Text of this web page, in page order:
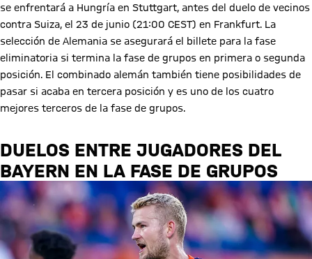
se enfrentará a Hungría en Stuttgart, antes del duelo de vecinos
contra Suiza, el 23 de junio (21:00 CEST) en Frankfurt. La
selección de Alemania se asegurará el billete para la fase
eliminatoria si termina la fase de grupos en primera o segunda
posición. El combinado alemán también tiene posibilidades de
pasar si acaba en tercera posición y es uno de los cuatro
mejores terceros de la fase de grupos.
DUELOS ENTRE JUGADORES DEL
BAYERN EN LA FASE DE GRUPOS